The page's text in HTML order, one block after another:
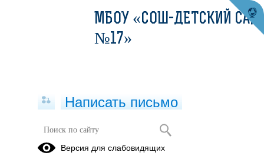
Информационный листок №12
МБОУ «СОШ-ДЕТСКИЙ САД
№17»
Написать письмо
Версия для слабовидящих